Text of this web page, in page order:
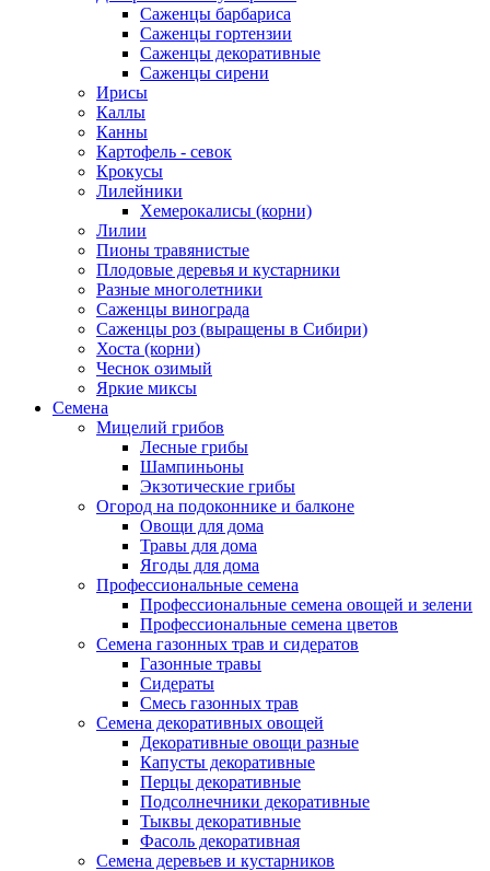
Саженцы барбариса
Саженцы гортензии
Саженцы декоративные
Саженцы сирени
Ирисы
Каллы
Канны
Картофель - севок
Крокусы
Лилейники
Хемерокалисы (корни)
Лилии
Пионы травянистые
Плодовые деревья и кустарники
Разные многолетники
Саженцы винограда
Саженцы роз (выращены в Сибири)
Хоста (корни)
Чеснок озимый
Яркие миксы
Семена
Мицелий грибов
Лесные грибы
Шампиньоны
Экзотические грибы
Огород на подоконнике и балконе
Овощи для дома
Травы для дома
Ягоды для дома
Профессиональные семена
Профессиональные семена овощей и зелени
Профессиональные семена цветов
Семена газонных трав и сидератов
Газонные травы
Сидераты
Смесь газонных трав
Семена декоративных овощей
Декоративные овощи разные
Капусты декоративные
Перцы декоративные
Подсолнечники декоративные
Тыквы декоративные
Фасоль декоративная
Семена деревьев и кустарников